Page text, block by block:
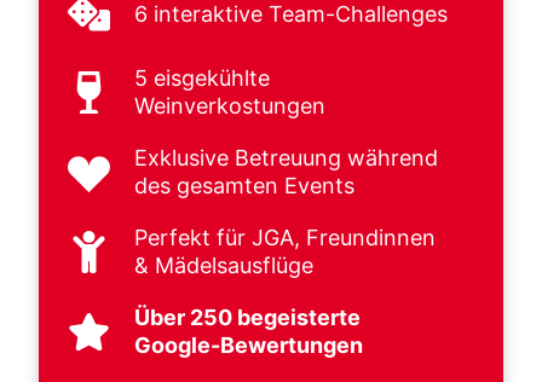
6 interaktive Team-Challenges
5 eisgekühlte
Weinverkostungen
Exklusive Betreuung während
des gesamten Events
Perfekt für JGA, Freundinnen
& Mädelsausflüge
Über 250 begeisterte
Google-Bewertungen